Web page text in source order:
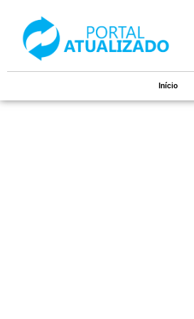
Início